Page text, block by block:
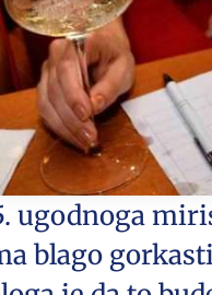
ugodnoga
blago